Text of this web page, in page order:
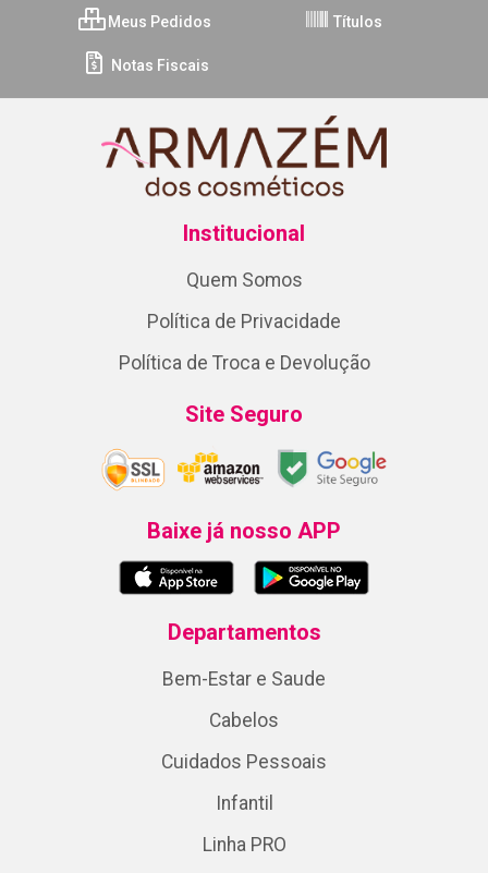
Meus Pedidos Títulos
Notas Fiscais
Institucional
Quem Somos
Política de Privacidade
Política de Troca e Devolução
Site Seguro
Baixe já nosso APP
Departamentos
Bem-Estar e Saude
Cabelos
Cuidados Pessoais
Infantil
Linha PRO